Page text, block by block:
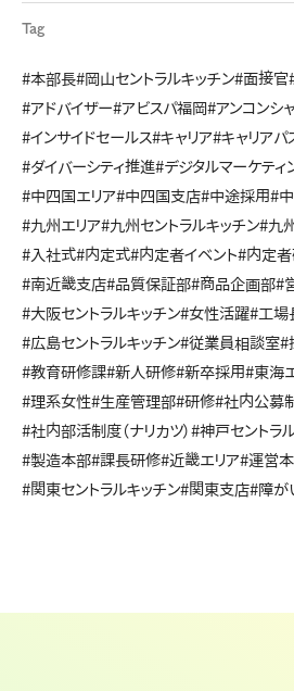
Tag
#本部長#岡山セントラルキッチン#面接官
#アドバイザー#アビスパ福岡#アンコンシ
#インサイドセールス#キャリア#キャリアパ
#ダイバーシティ推進#デジタルマーケティ
#中四国エリア#中四国支店#中途採用#
#九州エリア#九州セントラルキッチン#九
#入社式#内定式#内定者イベント#内定
#南近畿支店#品質保証部#商品企画部#
#大阪セントラルキッチン#女性活躍#工場
#広島セントラルキッチン#従業員相談室#
#教育研修課#新人研修#新卒採用#東海
#理系女性#生産管理部#研修#社内公募
#社内部活制度（ナリカツ） #神戸セントラ
#製造本部#課長研修#近畿エリア#運営
#関東セントラルキッチン#関東支店#障が